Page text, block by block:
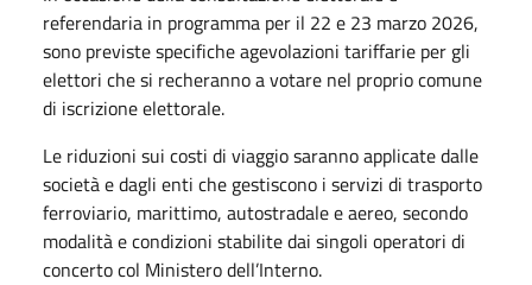
referendaria in programma per il 22 e 23 marzo 2026,
sono previste specifiche agevolazioni tariffarie per gli
elettori che si recheranno a votare nel proprio comune
di iscrizione elettorale.
Le riduzioni sui costi di viaggio saranno applicate dalle
società e dagli enti che gestiscono i servizi di trasporto
ferroviario, marittimo, autostradale e aereo, secondo
modalità e condizioni stabilite dai singoli operatori di
concerto col Ministero dell’Interno.